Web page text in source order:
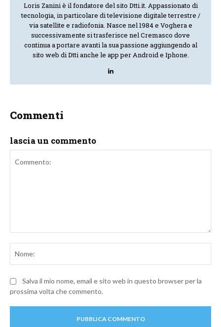
Loris Zanini è il fondatore del sito Dtti.it. Appassionato di
tecnologia, in particolare di televisione digitale terrestre /
via satellite e radiofonia. Nasce nel 1984 e Voghera e
successivamente si trasferisce nel Cremasco dove
continua a portare avanti la sua passione aggiungendo al
sito web di Dtti anche le app per Android e Iphone.
Commenti
lascia un commento
Salva il mio nome, email e sito web in questo browser per la
prossima volta che commento.